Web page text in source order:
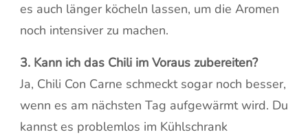
es auch länger köcheln lassen, um die Aromen
noch intensiver zu machen.
3. Kann ich das Chili im Voraus zubereiten?
Ja, Chili Con Carne schmeckt sogar noch besser,
wenn es am nächsten Tag aufgewärmt wird. Du
kannst es problemlos im Kühlschrank